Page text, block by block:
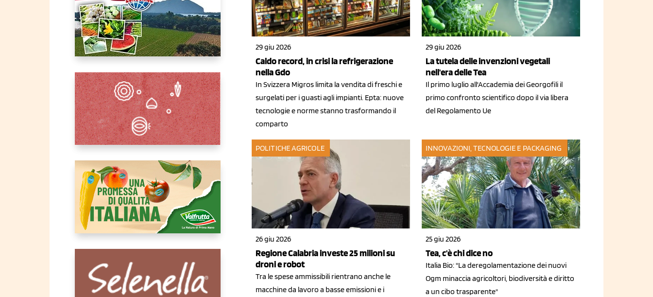
29 giu 2026
Caldo record, in crisi la refrigerazione
nella Gdo
In Svizzera Migros limita la vendita di freschi e
surgelati per i guasti agli impianti. Epta: nuove
tecnologie e norme stanno trasformando il
comparto
29 giu 2026
La tutela delle invenzioni vegetali
nell'era delle Tea
Il primo luglio all'Accademia dei Georgofili il
primo confronto scientifico dopo il via libera
del Regolamento Ue
POLITICHE AGRICOLE
26 giu 2026
Regione Calabria investe 25 milioni su
droni e robot
Tra le spese ammissibili rientrano anche le
macchine da lavoro a basse emissioni e i
INNOVAZIONI, TECNOLOGIE E PACKAGING
25 giu 2026
Tea, c'è chi dice no
Italia Bio: "La deregolamentazione dei nuovi
Ogm minaccia agricoltori, biodiversità e diritto
a un cibo trasparente"